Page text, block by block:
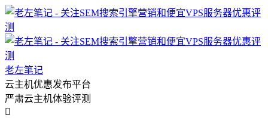
老左笔记
云主机优惠发布平台
严肃云主机体验评测
